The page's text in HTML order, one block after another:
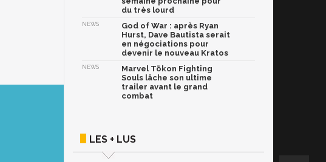
du très lourd
NEWS
God of War : après Ryan
Hurst, Dave Bautista serait
en négociations pour
devenir le nouveau Kratos
NEWS
Marvel Tōkon Fighting
Souls lâche son ultime
trailer avant le grand
combat
LES + LUS